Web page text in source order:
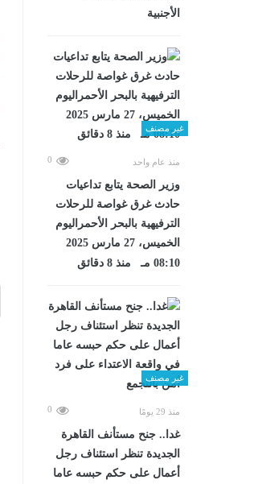
الأجنبية
غير مصنف
منذ عام واحد 0
وزير الصحة يتابع تداعيات
حادث غرق غواصة للرحلات
الترفيهية بالبحر الأحمراليوم
الخميس، 27 مارس 2025
08:10 مـ منذ 8 دقائق
غير مصنف
منذ 29 يومًا 0
غدا.. جنح مستأنف القاهرة
الجديدة تنظر استئناف رجل
أعمال على حكم حبسه عاما